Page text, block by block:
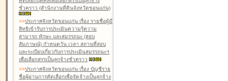
ชั่วคราว (สำนักงานที่ดินจังหวัดขอนแก่น)
>>ประกาศจังหวัดขอนแก่น เรื่อง รายชื่อผู้มี
สิทธิเข้ารับการประเมินความรู้ความ
สามารถ ทักษะ และสมรรถนะ (สอบ
สัมภาษณ์) กำหนดวัน เวลา สถานที่สอบ
และระเบียบเกี่ยวกับการประเมินสมรรถนะฯ
เพื่อเลือกสรรเป็นลูกจ้างชั่วคราว
>>ประกาศจังหวัดขอนแก่น เรื่อง บัญชีราย
ชื่อผู้ผ่านการคัดเลือกเพื่อจัดจ้างเป็นลูกจ้าง